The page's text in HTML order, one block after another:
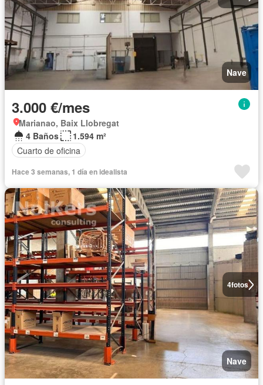
Nave
3.000 €/mes
Marianao, Baix Llobregat
4 Baños
1.594 m²
Cuarto de oficina
Hace 3 semanas, 1 día en idealista
4fotos
Nave